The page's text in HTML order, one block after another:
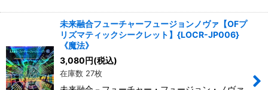
未来融合フューチャーフュージョンノヴァ【OFプ
リズマティックシークレット】{LOCR-JP006}
《魔法》
3,080円(税込)
在庫数 27枚